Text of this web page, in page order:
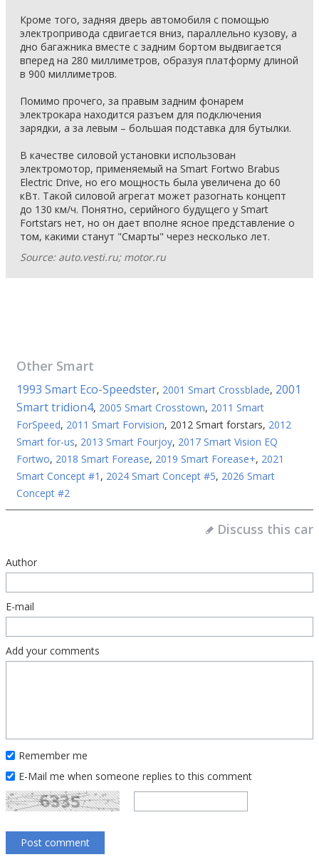
Кроме того, задняя дверь автомобиля c помощью
электропривода сдвигается вниз, параллельно кузову, а
дно багажника вместе с задним бортом выдвигается
вперед на 280 миллиметров, образуя платформу длиной
в 900 миллиметров.
Помимо прочего, за правым задним фонарем
электрокара находится разъем для подключения
зарядки, а за левым – большая подставка для бутылки.
В качестве силовой установки использован
электромотор, применяемый на Smart Fortwo Brabus
Electric Drive, но его мощность была увеличена до 60
кВт. Такой силовой агрегат может разогнать концепт
до 130 км/ч. Понятно, серийного будущего у Smart
Fortstars нет, но он дает вполне ясное представление о
том, какими станут "Смарты" через несколько лет.
Source: auto.vesti.ru; motor.ru
Other Smart
1993 Smart Eco-Speedster, 2001 Smart Crossblade, 2001
Smart tridion4, 2005 Smart Crosstown, 2011 Smart
ForSpeed, 2011 Smart Forvision, 2012 Smart forstars, 2012
Smart for-us, 2013 Smart Fourjoy, 2017 Smart Vision EQ
Fortwo, 2018 Smart Forease, 2019 Smart Forease+, 2021
Smart Concept #1 , 2024 Smart Concept #5, 2026 Smart
Concept #2
Discuss this car
Author
E-mail
Add your comments
Remember me
E-Mail me when someone replies to this comment